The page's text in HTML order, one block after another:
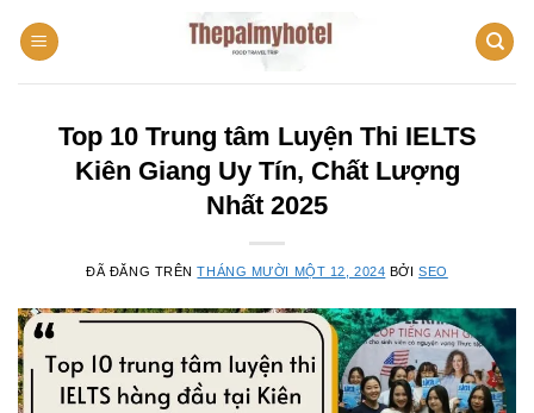
đến
Top 10 Trung tâm Luyện Thi IELTS
Kiên Giang Uy Tín, Chất Lượng
Nhất 2025
ĐÃ ĐĂNG TRÊNTHÁNG MƯỜI MỘT 12, 2024 BỞISEO